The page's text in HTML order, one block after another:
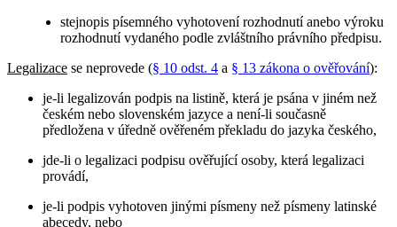
stejnopis písemného vyhotovení rozhodnutí anebo výroku
rozhodnutí vydaného podle zvláštního právního předpisu.
Legalizace se neprovede (§ 10 odst. 4 a § 13 zákona o ověřování):
je-li legalizován podpis na listině, která je psána v jiném než
českém nebo slovenském jazyce a není-li současně
předložena v úředně ověřeném překladu do jazyka českého,
jde-li o legalizaci podpisu ověřující osoby, která legalizaci
provádí,
je-li podpis vyhotoven jinými písmeny než písmeny latinské
abecedy, nebo